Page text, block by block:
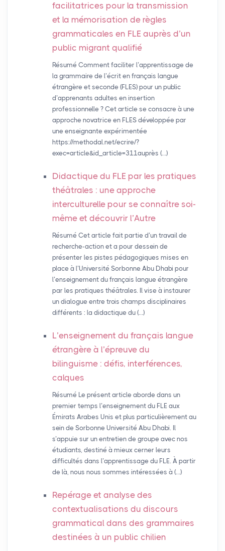
facilitatrices pour la transmission
et la mémorisation de règles
grammaticales en FLE auprès d’un
public migrant qualifié
Résumé Comment faciliter l’apprentissage de
la grammaire de l’écrit en français langue
étrangère et seconde (FLES) pour un public
d’apprenants adultes en insertion
professionnelle ? Cet article se consacre à une
approche novatrice en FLES développée par
une enseignante expérimentée
https://methodal.net/ecrire/?
exec=article&id_article=311auprès (…)
Didactique du FLE par les pratiques
théâtrales : une approche
interculturelle pour se connaître soi-
même et découvrir l’Autre
Résumé Cet article fait partie d’un travail de
recherche-action et a pour dessein de
présenter les pistes pédagogiques mises en
place à l’Université Sorbonne Abu Dhabi pour
l’enseignement du français langue étrangère
par les pratiques théâtrales. Il vise à instaurer
un dialogue entre trois champs disciplinaires
différents : la didactique du (…)
L’enseignement du français langue
étrangère à l’épreuve du
bilinguisme : défis, interférences,
calques
Résumé Le présent article aborde dans un
premier temps l’enseignement du FLE aux
Émirats Arabes Unis et plus particulièrement au
sein de Sorbonne Université Abu Dhabi. Il
s’appuie sur un entretien de groupe avec nos
étudiants, destiné à mieux cerner leurs
difficultés dans l’apprentissage du FLE. À partir
de là, nous nous sommes intéressées à (…)
Repérage et analyse des
contextualisations du discours
grammatical dans des grammaires
destinées à un public chilien